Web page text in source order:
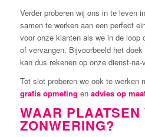
Verder proberen wij ons in te leven
samen te werken aan een perfect
voor onze klanten als we in de loop
of vervangen. Bijvoorbeeld het
kan dus rekenen op onze dienst-na-
Tot slot proberen we ook te werken
gratis opmeting en advies op
WAAR PLAATSEN
ZONWERING?